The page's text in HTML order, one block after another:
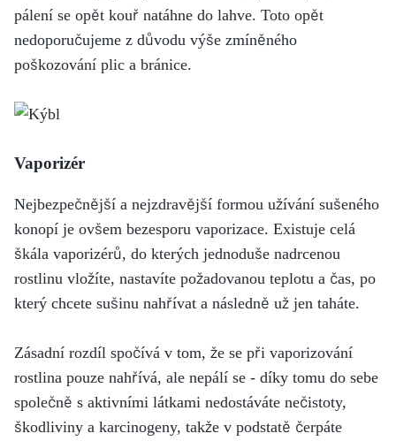
pálení se opět kouř natáhne do lahve. Toto opět
nedoporučujeme z důvodu výše zmíněného
poškozování plic a bránice.
Vaporizér
Nejbezpečnější a nejzdravější formou užívání sušeného
konopí je ovšem bezesporu vaporizace. Existuje celá
škála vaporizérů, do kterých jednoduše nadrcenou
rostlinu vložíte, nastavíte požadovanou teplotu a čas, po
který chcete sušinu nahřívat a následně už jen taháte.
Zásadní rozdíl spočívá v tom, že se při vaporizování
rostlina pouze nahřívá, ale nepálí se - díky tomu do sebe
společně s aktivními látkami nedostáváte nečistoty,
škodliviny a karcinogeny, takže v podstatě čerpáte